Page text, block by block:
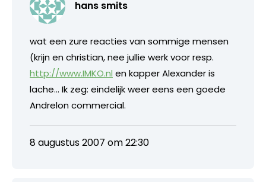
hans smits
wat een zure reacties van sommige mensen
(krijn en christian, nee jullie werk voor resp.
http://www.IMKO.nl en kapper Alexander is
lache… Ik zeg: eindelijk weer eens een goede
Andrelon commercial.
8 augustus 2007 om 22:30